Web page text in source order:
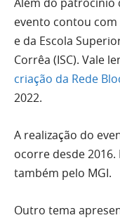
evento contou com
e da Escola
Corrêa (ISC). Vale
criação da Rede
2022.
A realização do
ocorre desde
também pelo MGI.
Outro tema